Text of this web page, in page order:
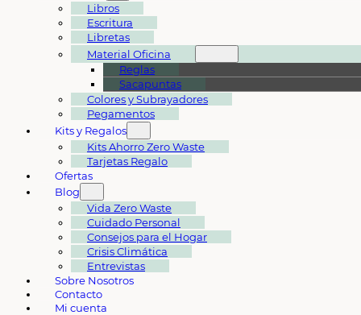
Libros
Escritura
Libretas
Material Oficina
Reglas
Sacapuntas
Colores y Subrayadores
Pegamentos
Kits y Regalos
Kits Ahorro Zero Waste
Tarjetas Regalo
Ofertas
Blog
Vida Zero Waste
Cuidado Personal
Consejos para el Hogar
Crisis Climática
Entrevistas
Sobre Nosotros
Contacto
Mi cuenta